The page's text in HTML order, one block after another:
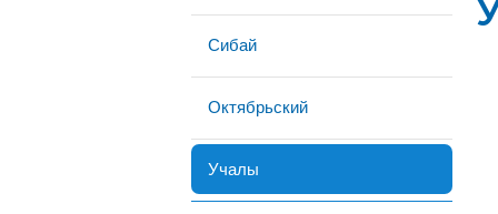
Сибай
Октябрьский
Учалы